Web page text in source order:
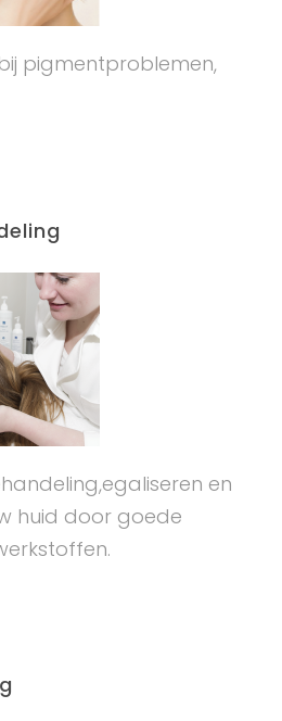
pigmentproblemen,
en
huid door goede